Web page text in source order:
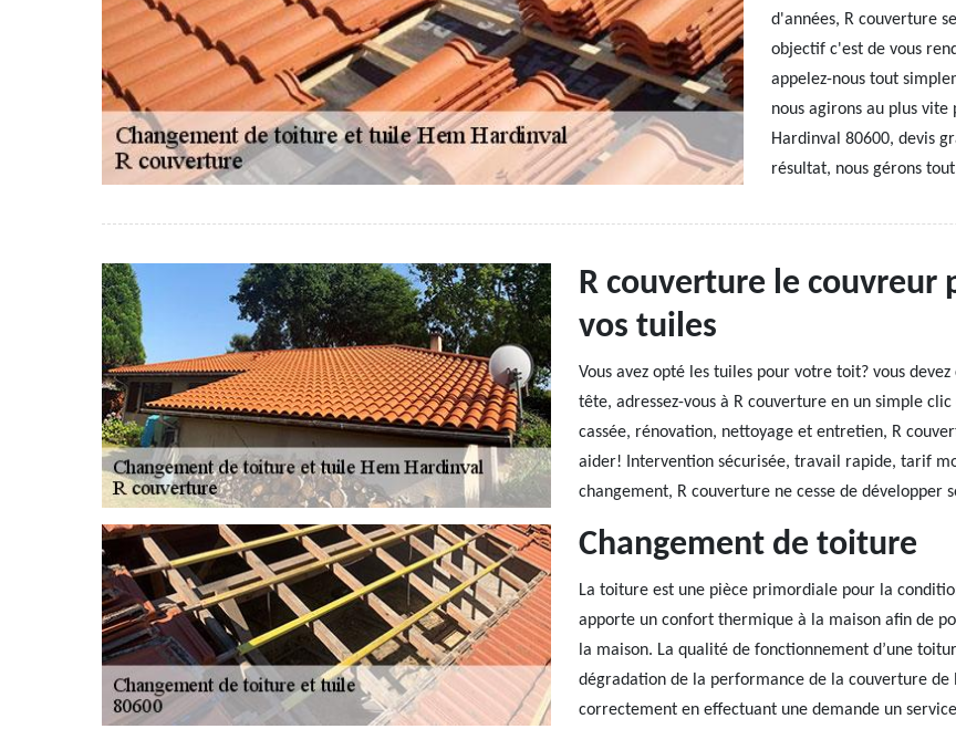
d'années, R couverture
objectif c'est de vous
appelez-nous tout
nous agirons au plus
Hardinval 80600, devis
résultat, nous gérons
R couverture le couvreur
vos tuiles
Vous avez opté les tuiles pour votre toit? vous
tête, adressez-vous à R couverture en un simple
cassée, rénovation, nettoyage et entretien, R
aider! Intervention sécurisée, travail rapide, tarif
changement, R couverture ne cesse de
Changement de toiture
La toiture est une pièce primordiale pour la
apporte un confort thermique à la maison afin de
la maison. La qualité de fonctionnement d’une
dégradation de la performance de la couverture
correctement en effectuant une demande un